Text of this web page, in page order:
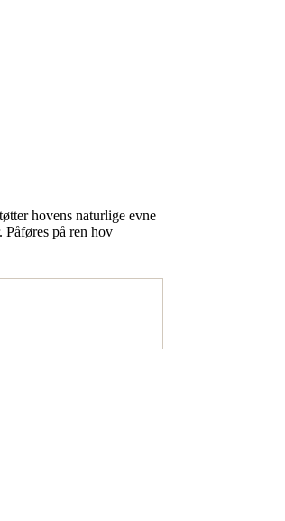
hovens naturlige evne
Påføres på ren hov